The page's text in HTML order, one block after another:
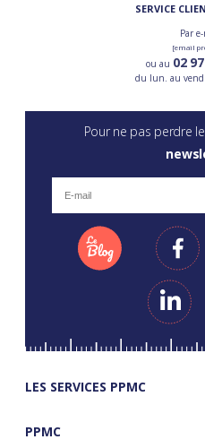
SERVICE
Par
[email
ou au 02
du lun. au
Pour ne pas perdre
LES SERVICES PPMC
PPMC